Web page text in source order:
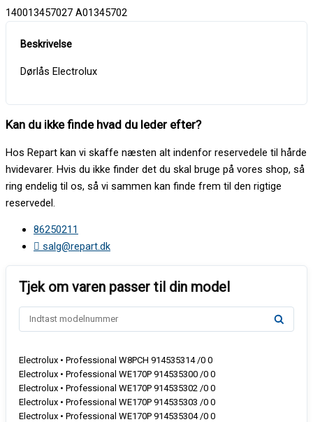
140013457027 A01345702
Dørlås Electrolux
Kan du ikke finde hvad du leder efter?
Hos Repart kan vi skaffe næsten alt indenfor reservedele til hårde
hvidevarer. Hvis du ikke finder det du skal bruge på vores shop, så
ring endelig til os, så vi sammen kan finde frem til den rigtige
reservedel.
86250211
salg@repart.dk
Electrolux • Professional W8PCH 914535314 /0 0
Electrolux • Professional WE170P 914535300 /0 0
Electrolux • Professional WE170P 914535302 /0 0
Electrolux • Professional WE170P 914535303 /0 0
Electrolux • Professional WE170P 914535304 /0 0